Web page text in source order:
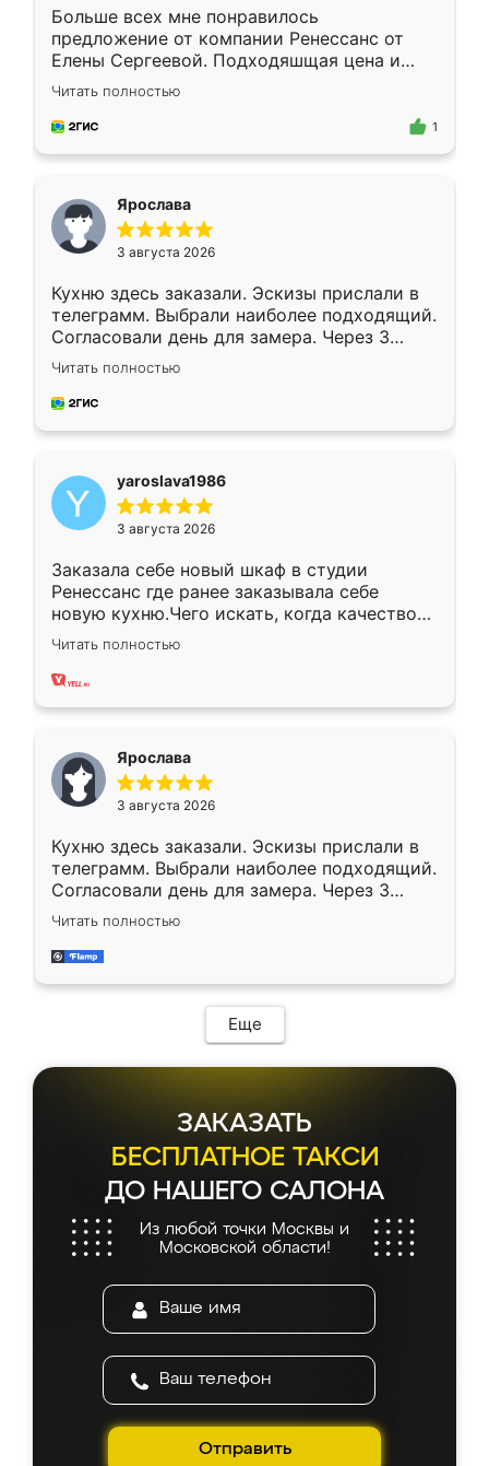
Больше всех мне понравилось
предложение от компании Ренессанс от
Елены Сергеевой. Подходяшщая цена и
короткие сроки изготовления. Приехавший
для замера сотрудник Владислав
предложил по моему эскизу самый
Читать полностью
1
Ярослава
3 августа 2026
Кухню здесь заказали. Эскизы прислали в
телеграмм. Выбрали наиболее подходящий.
Согласовали день для замера. Через 3
недели кухня была уже готова. Остались
довольны работой. Спасибо Ренессанс
мебель за качественную работу!
Читать полностью
yaroslava1986
3 августа 2026
Заказала себе новый шкаф в студии
Ренессанс где ранее заказывала себе
новую кухню.Чего искать, когда качеством
вполне довольна. Служит кухня уже почти
два года, нареканий нет.
Читать полностью
Ярослава
3 августа 2026
Кухню здесь заказали. Эскизы прислали в
телеграмм. Выбрали наиболее подходящий.
Согласовали день для замера. Через 3
недели кухня была уже готова. Остались
довольны работой. Спасибо Ренессанс
мебель за качественную работу!
Читать полностью
Еще
ЗАКАЗАТЬ
БЕСПЛАТНОЕ ТАКСИ
ДО НАШЕГО САЛОНА
Из любой точки Москвы и
Московской области!
Отправить